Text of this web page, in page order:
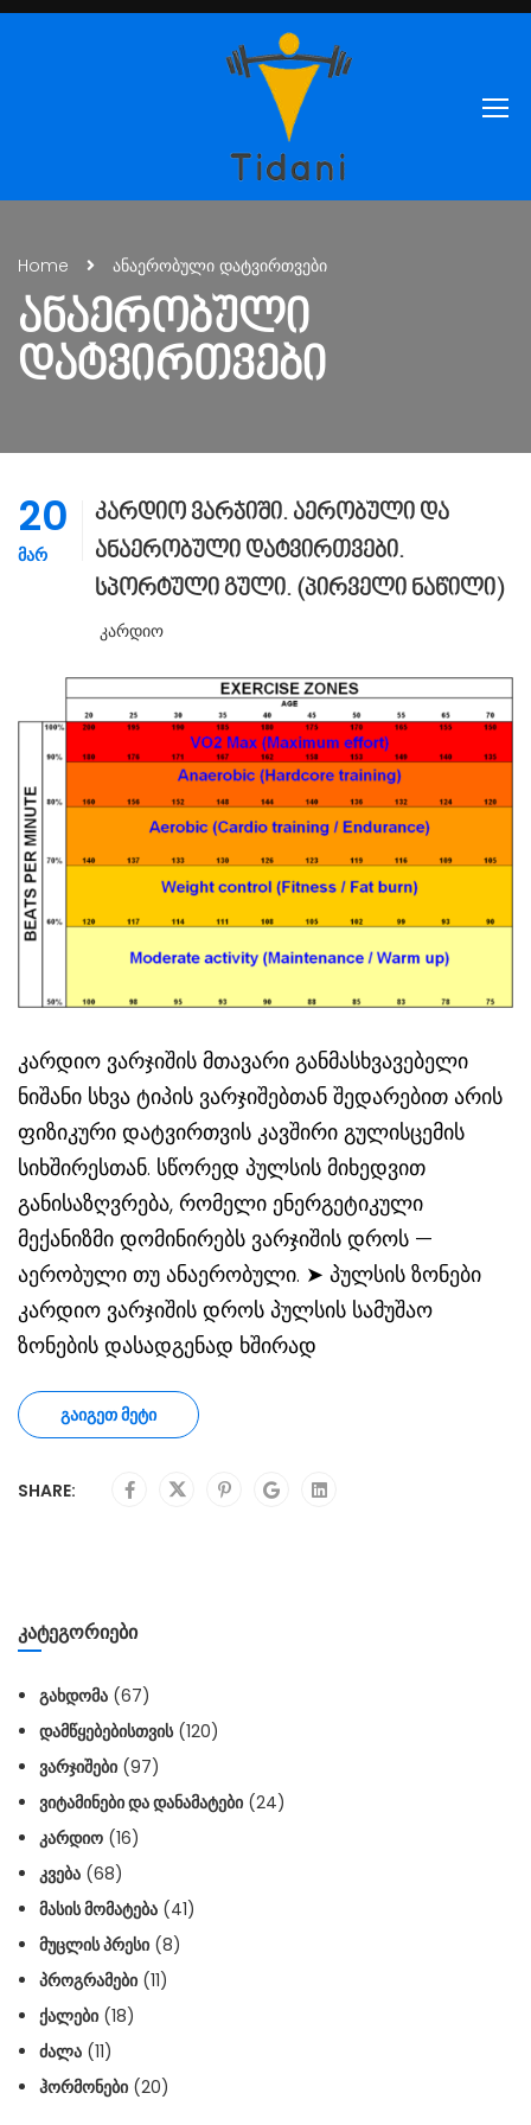
Home ანაერობული დატვირთვები
ᲐᲜᲐᲔᲠᲝᲑᲣᲚᲘ
ᲓᲐᲢᲕᲘᲠᲗᲕᲔᲑᲘ
20
ᲛᲐᲠ
კარდიო ვარჯიში. აერობული და
ანაერობული დატვირთვები.
სპორტული გული. (პირველი ნაწილი)
Კარდიო
კარდიო ვარჯიშის მთავარი განმასხვავებელი
ნიშანი სხვა ტიპის ვარჯიშებთან შედარებით არის
ფიზიკური დატვირთვის კავშირი გულისცემის
სიხშირესთან. სწორედ პულსის მიხედვით
განისაზღვრება, რომელი ენერგეტიკული
მექანიზმი დომინირებს ვარჯიშის დროს —
აერობული თუ ანაერობული. ➤ პულსის ზონები
კარდიო ვარჯიშის დროს პულსის სამუშაო
ზონების დასადგენად ხშირად
ᲒᲐᲘᲒᲔᲗ ᲛᲔᲢᲘ
SHARE:
ᲙᲐᲢᲔᲒᲝᲠᲘᲔᲑᲘ
ᲒᲐᲮᲓᲝᲛᲐ (67)
ᲓᲐᲛᲬᲧᲔᲑᲔᲑᲘᲡᲗᲕᲘᲡ(120)
ᲕᲐᲠᲯᲘᲨᲔᲑᲘ (97)
ᲕᲘᲢᲐᲛᲘᲜᲔᲑᲘ ᲓᲐ ᲓᲐᲜᲐᲛᲐᲢᲔᲑᲘ (24)
ᲙᲐᲠᲓᲘᲝ (16)
ᲙᲕᲔᲑᲐ (68)
ᲛᲐᲡᲘᲡ ᲛᲝᲛᲐᲢᲔᲑᲐ (41)
ᲛᲣᲪᲚᲘᲡ ᲞᲠᲔᲡᲘ (8)
ᲞᲠᲝᲒᲠᲐᲛᲔᲑᲘ (11)
ᲥᲐᲚᲔᲑᲘ (18)
ᲫᲐᲚᲐ (11)
ᲰᲝᲠᲛᲝᲜᲔᲑᲘ (20)